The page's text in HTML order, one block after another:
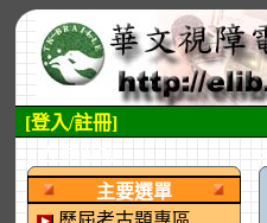
[登入/註冊]
主要選單